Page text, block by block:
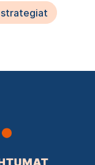
strategiat